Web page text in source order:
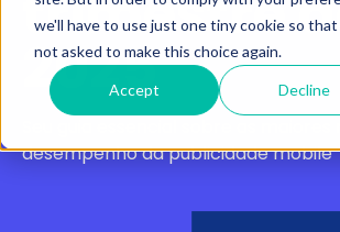
we'll have to use just one tiny cookie so
not asked to make this choice again.
Accept Decline
2025
Seu guia essencial sobre as
desempenho da publicidade mobile